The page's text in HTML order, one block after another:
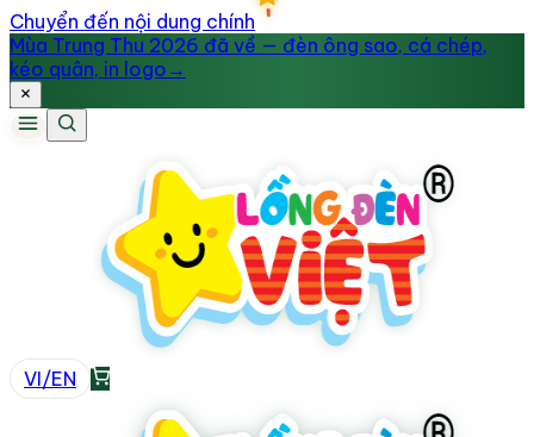
Chuyển đến nội dung chính
Mùa Trung Thu 2026 đã về — đèn ông sao, cá chép,
kéo quân, in logo →
VI/EN